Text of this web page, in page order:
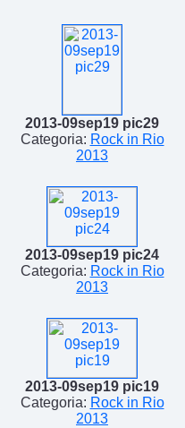
2013-09sep19 pic29
Categoria: Rock in Rio
2013
2013-09sep19 pic24
Categoria: Rock in Rio
2013
2013-09sep19 pic19
Categoria: Rock in Rio
2013